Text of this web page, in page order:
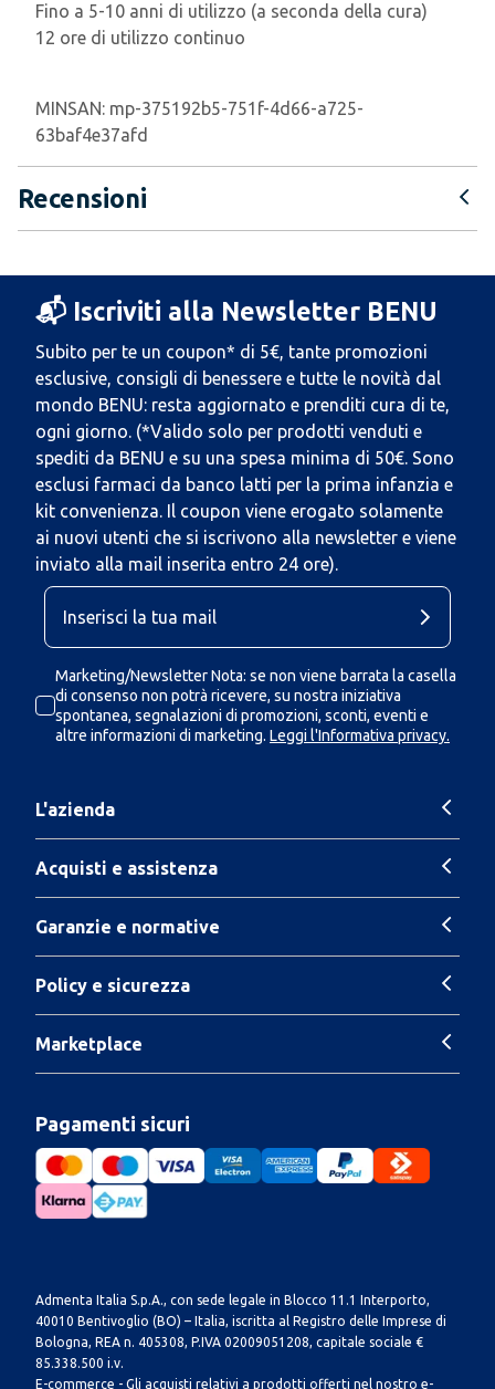
Fino a 5-10 anni di utilizzo (a seconda della cura)
12 ore di utilizzo continuo
MINSAN: mp-375192b5-751f-4d66-a725-
63baf4e37afd
Recensioni
📬 Iscriviti alla Newsletter BENU
Subito per te un coupon* di 5€, tante promozioni
esclusive, consigli di benessere e tutte le novità dal
mondo BENU: resta aggiornato e prenditi cura di te,
ogni giorno. (*Valido solo per prodotti venduti e
spediti da BENU e su una spesa minima di 50€. Sono
esclusi farmaci da banco latti per la prima infanzia e
kit convenienza. Il coupon viene erogato solamente
ai nuovi utenti che si iscrivono alla newsletter e viene
inviato alla mail inserita entro 24 ore).
Marketing/Newsletter Nota: se non viene barrata la casella
di consenso non potrà ricevere, su nostra iniziativa
spontanea, segnalazioni di promozioni, sconti, eventi e
altre informazioni di marketing. Leggi l'Informativa privacy.
L'azienda
Acquisti e assistenza
Garanzie e normative
Policy e sicurezza
Marketplace
Pagamenti sicuri
Admenta Italia S.p.A., con sede legale in Blocco 11.1 Interporto,
40010 Bentivoglio (BO) – Italia, iscritta al Registro delle Imprese di
Bologna, REA n. 405308, P.IVA 02009051208, capitale sociale €
85.338.500 i.v.
E-commerce - Gli acquisti relativi a prodotti offerti nel nostro e-